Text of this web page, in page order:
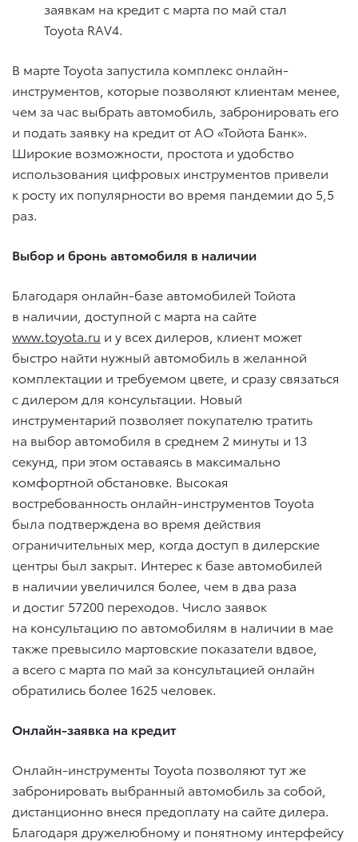
заявкам на кредит с марта по май стал
Toyota RAV4.
В марте Toyota запустила комплекс онлайн-
инструментов, которые позволяют клиентам менее,
чем за час выбрать автомобиль, забронировать его
и подать заявку на кредит от АО «Тойота Банк».
Широкие возможности, простота и удобство
использования цифровых инструментов привели
к росту их популярности во время пандемии до 5,5
раз.
Выбор и бронь автомобиля в наличии
Благодаря онлайн-базе автомобилей Тойота
в наличии, доступной с марта на сайте
www.toyota.ru и у всех дилеров, клиент может
быстро найти нужный автомобиль в желанной
комплектации и требуемом цвете, и сразу связаться
с дилером для консультации. Новый
инструментарий позволяет покупателю тратить
на выбор автомобиля в среднем 2 минуты и 13
секунд, при этом оставаясь в максимально
комфортной обстановке. Высокая
востребованность онлайн-инструментов Toyota
была подтверждена во время действия
ограничительных мер, когда доступ в дилерские
центры был закрыт. Интерес к базе автомобилей
в наличии увеличился более, чем в два раза
и достиг 57200 переходов. Число заявок
на консультацию по автомобилям в наличии в мае
также превысило мартовские показатели вдвое,
а всего с марта по май за консультацией онлайн
обратились более 1625 человек.
Онлайн-заявка на кредит
Онлайн-инструменты Toyota позволяют тут же
забронировать выбранный автомобиль за собой,
дистанционно внеся предоплату на сайте дилера.
Благодаря дружелюбному и понятному интерфейсу